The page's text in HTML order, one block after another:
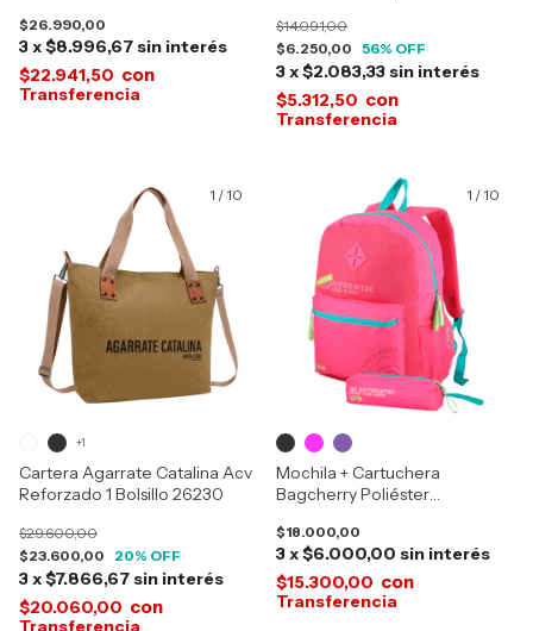
$26.990,00
3x$8.996,67 sin interés
$22.941,50 con
$6.250,00
$14.091,00
56% OFF
3x$2.083,33 sin interés
$5.312,50 con
1 /10
Cartera Agarrate Catalina Acv
Reforzado 1 Bolsillo 26230
$23.600,00
$29.600,00
20% OFF
3x$7.866,67 sin interés
$20.060,00 con
+1
1 /10
Mochila + Cartuchera
Bagcherry Poliéster
$18.000,00
3x$6.000,00 sin interés
$15.300,00 con